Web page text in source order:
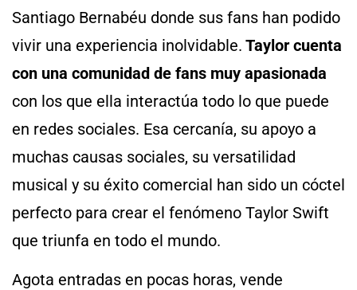
Santiago Bernabéu donde sus fans han podido
vivir una experiencia inolvidable. Taylor cuenta
con una comunidad de fans muy apasionada
con los que ella interactúa todo lo que puede
en redes sociales. Esa cercanía, su apoyo a
muchas causas sociales, su versatilidad
musical y su éxito comercial han sido un cóctel
perfecto para crear el fenómeno Taylor Swift
que triunfa en todo el mundo.
Agota entradas en pocas horas, vende